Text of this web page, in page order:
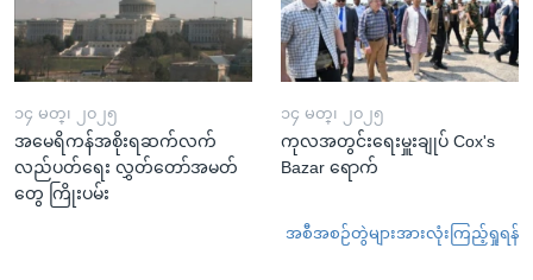
၁၄ မတ္၊ ၂၀၂၅
အမေရိကန်အစိုးရဆက်လက်
လည်ပတ်ရေး လွှတ်တော်အမတ်
တွေ ကြိုးပမ်း
၁၄ မတ္၊ ၂၀၂၅
ကုလအတွင်းရေးမှူးချုပ် Cox's
Bazar ရောက်
အစီအစဉ်တွဲများအားလုံးကြည့်ရှုရန်